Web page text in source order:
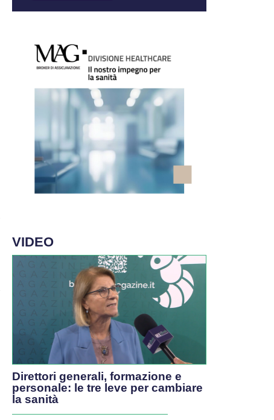
VIDEO
Direttori generali, formazione e
personale: le tre leve per cambiare
la sanità